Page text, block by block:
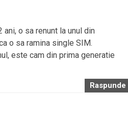
ani, o sa renunt la unul din
o sa ramina single SIM.
este cam din prima generatie
Raspunde